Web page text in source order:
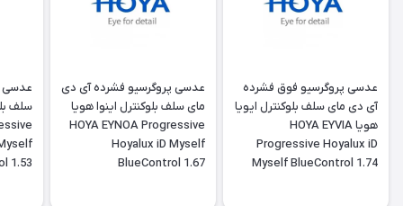
عدسی پروگرسیو فوق فشرده
آی دی مای سلف بلوکنترل ایویا
هویا HOYA EYVIA
Progressive Hoyalux iD
Myself BlueControl 1.74
عدسی پروگرسیو فشرده آی دی
مای سلف بلوکنترل اینوا هویا
HOYA EYNOA Progressive
Hoyalux iD Myself
BlueControl 1.67
عدسی
سلف
1.53